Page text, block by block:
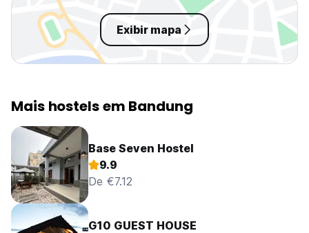
Exibir mapa
Mais hostels em Bandung
Base Seven Hostel
9.9
De €7.12
G10 GUEST HOUSE